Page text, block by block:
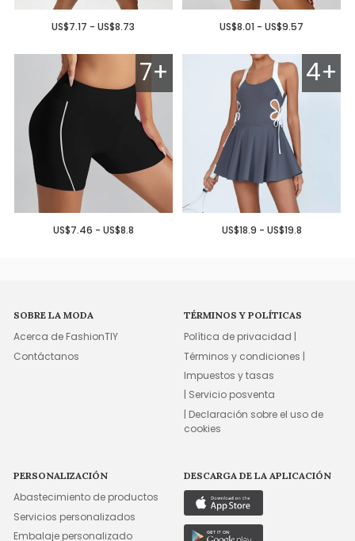
US$7.17 - US$8.73 US$8.01 - US$9.57
7+
US$7.46 - US$8.8
4+
US$18.9 - US$19.8
SOBRE LA MODA
Acerca de FashionTIY
Contáctanos
TÉRMINOS Y POLÍTICAS
Política de privacidad |
Términos y condiciones |
Impuestos y tasas
| Servicio posventa
| Declaración sobre el uso de
cookies
PERSONALIZACIÓN
Abastecimiento de productos
Servicios personalizados
Embalaje personalizado
DESCARGA DE LA APLICACIÓN